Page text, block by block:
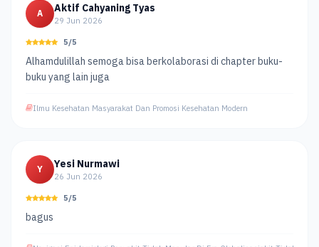
A Aktif Cahyaning Tyas
29 Jun 2026
5/5
Alhamdulillah semoga bisa berkolaborasi di chapter buku-
buku yang lain juga
Ilmu Kesehatan Masyarakat Dan Promosi Kesehatan Modern
Y Yesi Nurmawi
26 Jun 2026
5/5
bagus